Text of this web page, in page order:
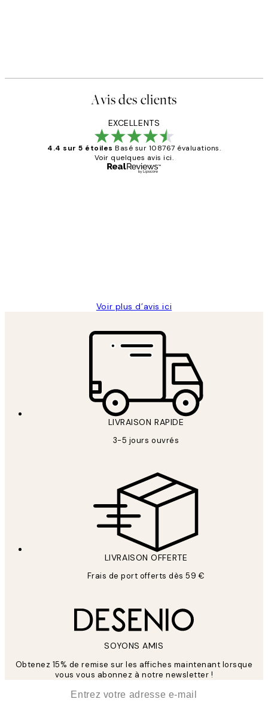
Avis des clients
EXCELLENTS
4.4 sur 5 étoiles Basé sur 108767 évaluations.
Voir quelques avis ici.
Voir plus d’avis ici
LIVRAISON RAPIDE
3-5 jours ouvrés
LIVRAISON OFFERTE
Frais de port offerts dès 59 €
SOYONS AMIS
Obtenez 15% de remise sur les affiches maintenant lorsque
vous vous abonnez à notre newsletter !